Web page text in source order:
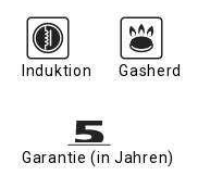
Induktion Gasherd
Garantie (in Jahren)